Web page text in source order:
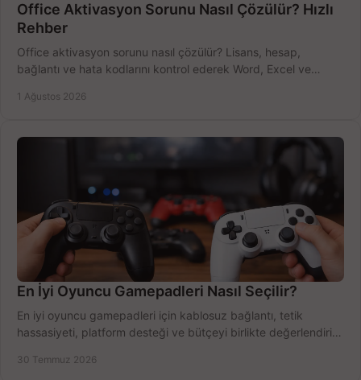
Office Aktivasyon Sorunu Nasıl Çözülür? Hızlı
Rehber
Office aktivasyon sorunu nasıl çözülür? Lisans, hesap,
bağlantı ve hata kodlarını kontrol ederek Word, Excel ve
1 Ağustos 2026
En İyi Oyuncu Gamepadleri Nasıl Seçilir?
En iyi oyuncu gamepadleri için kablosuz bağlantı, tetik
hassasiyeti, platform desteği ve bütçeyi birlikte değerlendirin;
30 Temmuz 2026